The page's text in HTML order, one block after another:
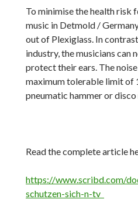
To minimise the health risk
music in Detmold /
out of Plexiglass. In
industry, the musicians can
protect their ears. The
maximum tolerable limit of
pneumatic hammer or disco
Read the complete article
https://www.scribd.com/
schutzen-sich-n-tv